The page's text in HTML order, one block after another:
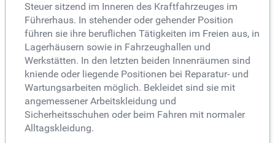
Steuer sitzend im Inneren des Kraftfahrzeuges im
Führerhaus. In stehender oder gehender Position
führen sie ihre beruflichen Tätigkeiten im Freien aus, in
Lagerhäusern sowie in Fahrzeughallen und
Werkstätten. In den letzten beiden Innenräumen sind
kniende oder liegende Positionen bei Reparatur- und
Wartungsarbeiten möglich. Bekleidet sind sie mit
angemessener Arbeitskleidung und
Sicherheitsschuhen oder beim Fahren mit normaler
Alltagskleidung.